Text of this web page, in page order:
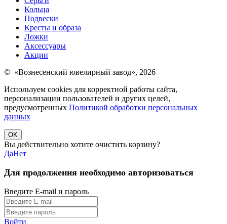
Кольца
Подвески
Кресты и образа
Ложки
Аксессуары
Акции
© «Вознесенский ювелирный завод», 2026
Используем cookies для корректной работы сайта,
персонализации пользователей и других целей,
предусмотренных Политикой обработки персональных
данных
OK
Вы действительно хотите очистить корзину?
ДаНет
Для продолжения необходимо авторизоваться
Введите E-mail и пароль
Войти